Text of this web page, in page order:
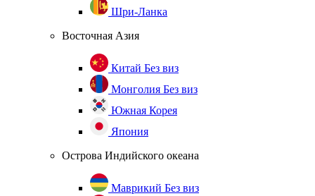
Шри-Ланка
Восточная Азия
Китай Без виз
Монголия Без виз
Южная Корея
Япония
Острова Индийского океана
Маврикий Без виз